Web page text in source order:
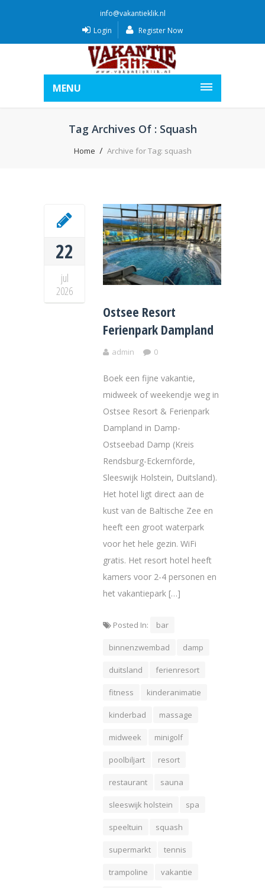
info@vakantieklik.nl
Login
Register Now
MENU
Tag Archives Of : Squash
Home Archive for Tag: squash
22
jul
2026
Ostsee Resort
Ferienpark Dampland
admin 0
Boek een fijne vakantie,
midweek of weekendje weg in
Ostsee Resort & Ferienpark
Dampland in Damp-
Ostseebad Damp (Kreis
Rendsburg-Eckernförde,
Sleeswijk Holstein, Duitsland).
Het hotel ligt direct aan de
kust van de Baltische Zee en
heeft een groot waterpark
voor het hele gezin. WiFi
gratis. Het resort hotel heeft
kamers voor 2-4 personen en
het vakantiepark […]
Posted In: bar
binnenzwembad damp
duitsland ferienresort
fitness kinderanimatie
kinderbad massage
midweek minigolf
poolbiljart resort
restaurant sauna
sleeswijk holstein spa
speeltuin squash
supermarkt tennis
trampoline vakantie